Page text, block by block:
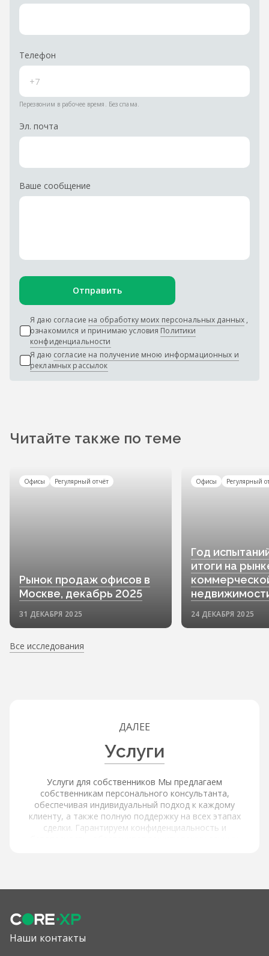
Телефон
Перезвоним в рабочее время. Без спама.
Эл. почта
Ваше сообщение
Отправить
Я даю согласие на обработку моих персональных данных ,
ознакомился и принимаю условия Политики
конфиденциальности
Я даю согласие на получение мною информационных и
рекламных рассылок
Читайте также по теме
Офисы Регулярный отчёт
Рынок продаж офисов в
Москве, декабрь 2025
31 ДЕКАБРЯ 2025
Офисы Регулярный
Год
итоги на
24 ДЕКАБРЯ 2025
Все исследования
ДАЛЕЕ
Услуги
Услуги для собственников Мы предлагаем
собственникам персонального консультанта,
обеспечивая индивидуальный подход к каждому
клиенту, а также полную поддержку на всех этапах
сделки. Гарантируем конфиденциальность и
собственников. Мы предлагаем детальную информацию
высококачественные фотографии и виртуальные туры,
Наши контакты